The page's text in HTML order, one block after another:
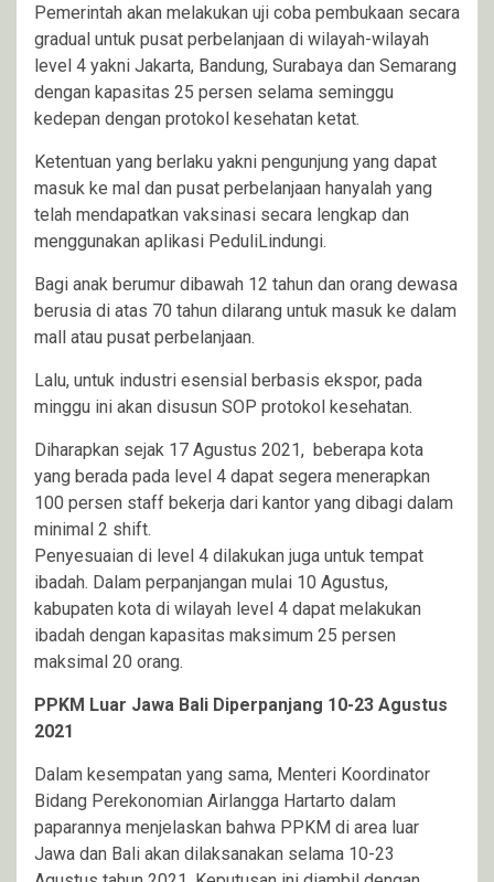
Pemerintah akan melakukan uji coba pembukaan secara
gradual untuk pusat perbelanjaan di wilayah-wilayah
level 4 yakni Jakarta, Bandung, Surabaya dan Semarang
dengan kapasitas 25 persen selama seminggu
kedepan dengan protokol kesehatan ketat.
Ketentuan yang berlaku yakni pengunjung yang dapat
masuk ke mal dan pusat perbelanjaan hanyalah yang
telah mendapatkan vaksinasi secara lengkap dan
menggunakan aplikasi PeduliLindungi.
Bagi anak berumur dibawah 12 tahun dan orang dewasa
berusia di atas 70 tahun dilarang untuk masuk ke dalam
mall atau pusat perbelanjaan.
Lalu, untuk industri esensial berbasis ekspor, pada
minggu ini akan disusun SOP protokol kesehatan.
Diharapkan sejak 17 Agustus 2021, beberapa kota
yang berada pada level 4 dapat segera menerapkan
100 persen staff bekerja dari kantor yang dibagi dalam
minimal 2 shift.
Penyesuaian di level 4 dilakukan juga untuk tempat
ibadah. Dalam perpanjangan mulai 10 Agustus,
kabupaten kota di wilayah level 4 dapat melakukan
ibadah dengan kapasitas maksimum 25 persen
maksimal 20 orang.
PPKM Luar Jawa Bali Diperpanjang 10-23 Agustus
2021
Dalam kesempatan yang sama, Menteri Koordinator
Bidang Perekonomian Airlangga Hartarto dalam
paparannya menjelaskan bahwa PPKM di area luar
Jawa dan Bali akan dilaksanakan selama 10-23